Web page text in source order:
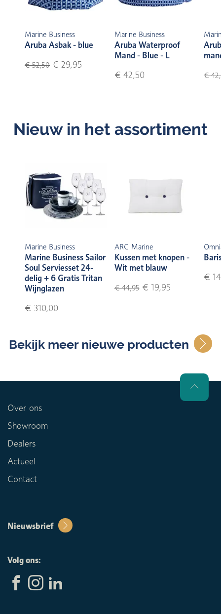
Marine Business
Aruba Asbak - blue
€ 52,50 € 29,95
Marine Business
Aruba Waterproof
Mand - Blue - L
€ 42,50
€
Nieuw in het assortiment
Marine Business
Marine Business Sailor
Soul Serviesset 24-
delig + 6 Gratis Tritan
Wijnglazen
€ 310,00
ARC Marine
Kussen met knopen -
Wit met blauw
€ 44,95€ 19,95
€
Bekijk meer nieuwe producten
Over ons
Showroom
Dealers
Actueel
Contact
Nieuwsbrief
Volg ons: